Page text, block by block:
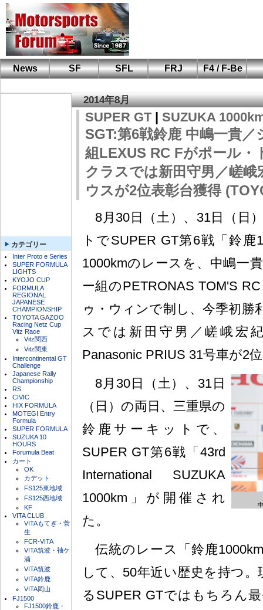
News SF SFL FRJ
F4 / F-Be
カテゴリー
Inter Proto e Series
SUPER FORMULA
LIGHTS
KYOJO CUP
FORMULA
REGIONAL
JAPANESE
CHAMPIONSHIP
TOYOTA GAZOO
Racing Netz Cup
Vitz Race
Vitz関西
Vitz関東
Intercontinental GT
Challenge
Japanese Rally
Championship
RS
CIVIC
HIX FORMULA
MOTEGI Entry
Formula
SUPER FORMULA
SUZUKA 10
HOURS
Forumula Beat
カート
OK
カデット
FS125東地域
FS125西地域
KF
VITA CLUB
VITAもてぎ・菅
生
FCR-VITA
VITA筑波・袖ケ
浦
VITA筑波
VITA鈴鹿
VITA岡山
FJ1500
FJ1500鈴鹿・
2014年8月
SUPER GT| SUZUKA
SGT:第6戦鈴鹿 中嶋一貴
組LEXUS RC Fがポール・
クラスでは新田守男／嵯峨
ウスが2位表彰台獲得
8月30日（土）、31日（日
トでSUPER GT第6戦「鈴
1000kmのレースを、中嶋一
ー組のPETRONAS TOM'S
ゥ・ウィンで制し、今季初勝
スでは新田守男／嵯峨宏
Panasonic PRIUS 31号車が2
8月30日（土）、31日
（日）の両日、三重県の
鈴鹿サーキットで、
SUPER GT第6戦「43rd
International SUZUKA
1000km」が開催され
た。
伝統のレース「鈴鹿
して、50年近い歴史を持つ
るSUPER GTではもちろん